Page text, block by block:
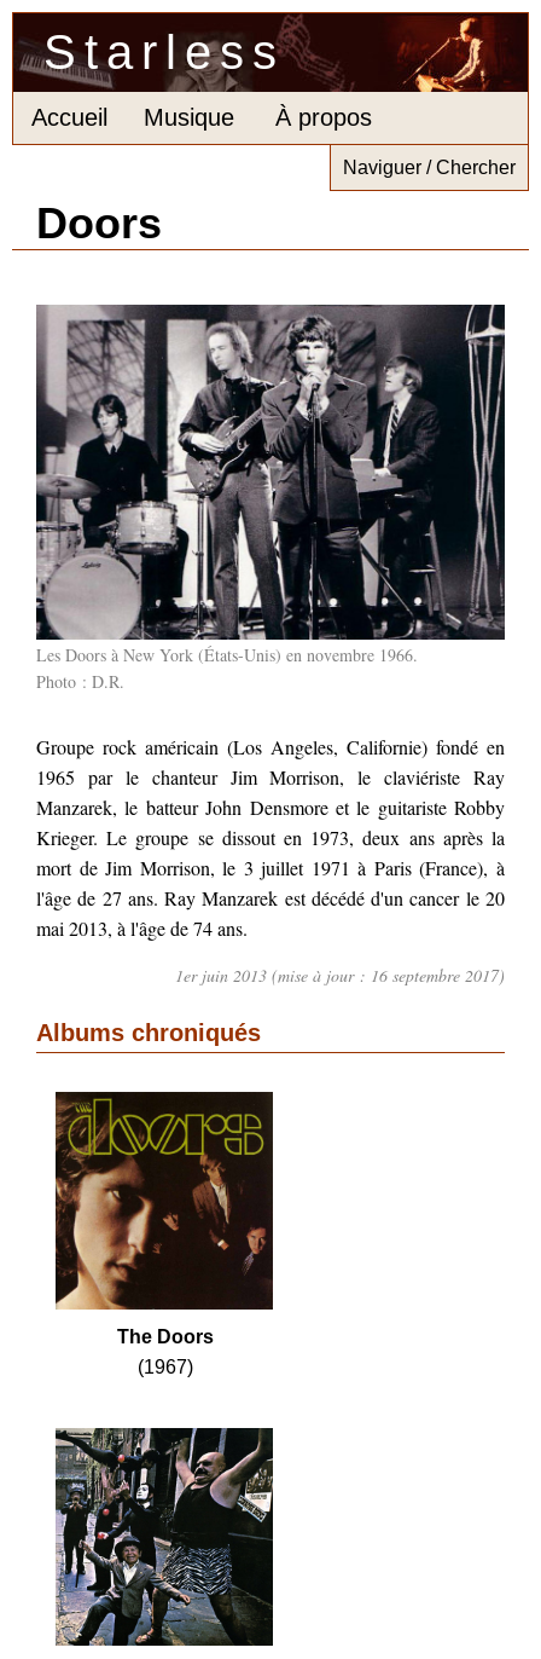
Starless
Accueil Musique À propos
Naviguer / Chercher
Doors
Les Doors à New York (États-Unis) en novembre 1966.
Photo : D.R.
Groupe rock américain (Los Angeles, Californie) fondé en
1965 par le chanteur Jim Morrison, le claviériste Ray
Manzarek, le batteur John Densmore et le guitariste Robby
Krieger. Le groupe se dissout en 1973, deux ans après la
mort de Jim Morrison, le 3 juillet 1971 à Paris (France), à
l'âge de 27 ans. Ray Manzarek est décédé d'un cancer le 20
mai 2013, à l'âge de 74 ans.
1er juin 2013 (mise à jour : 16 septembre 2017)
Albums chroniqués
The Doors
(1967)